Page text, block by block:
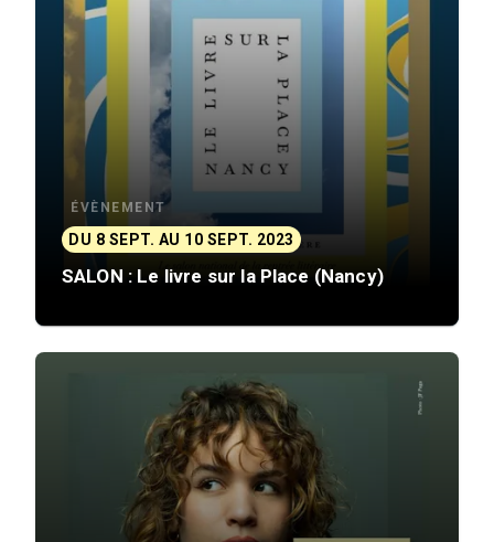
ÉVÈNEMENT
DU 8 SEPT. AU 10 SEPT. 2023
SALON : Le livre sur la Place (Nancy)